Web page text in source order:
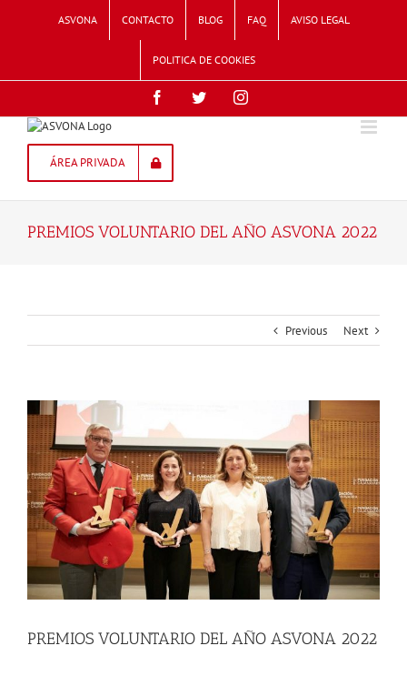
ASVONA CONTACTO BLOG FAQ AVISO LEGAL
POLITICA DE COOKIES
FacebookTwitterInstagram
ÁREA PRIVADA
PREMIOS VOLUNTARIO DEL AÑO ASVONA 2022
Previous Next
View
Larger
Image
PREMIOS VOLUNTARIO DEL AÑO ASVONA 2022